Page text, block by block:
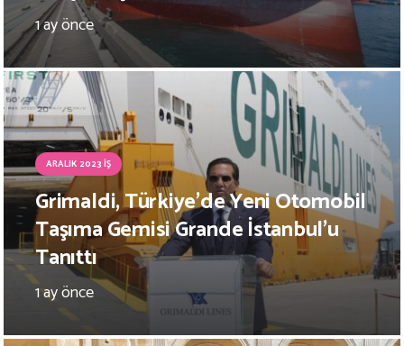
1 ay önce
ARALIK 2023 İŞ
Grimaldi, Türkiye’de Yeni Otomobil
Taşıma Gemisi Grande İstanbul’u
Tanıttı
1 ay önce